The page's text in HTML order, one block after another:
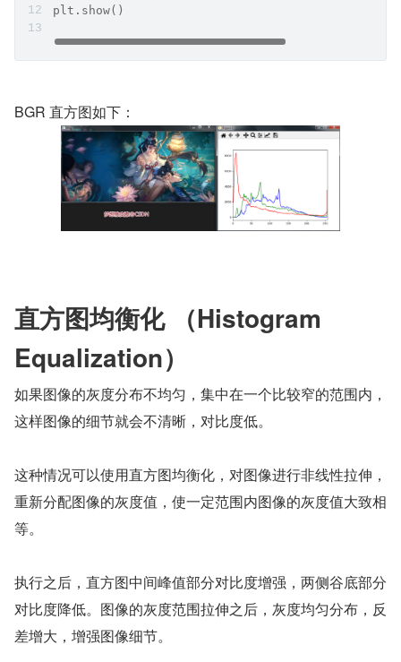
plt.show()
BGR 直方图如下：
直方图均衡化 （Histogram
Equalization）
如果图像的灰度分布不均匀，集中在一个比较窄的范围内，
这样图像的细节就会不清晰，对比度低。
这种情况可以使用直方图均衡化，对图像进行非线性拉伸，
重新分配图像的灰度值，使一定范围内图像的灰度值大致相
等。
执行之后，直方图中间峰值部分对比度增强，两侧谷底部分
对比度降低。图像的灰度范围拉伸之后，灰度均匀分布，反
差增大，增强图像细节。